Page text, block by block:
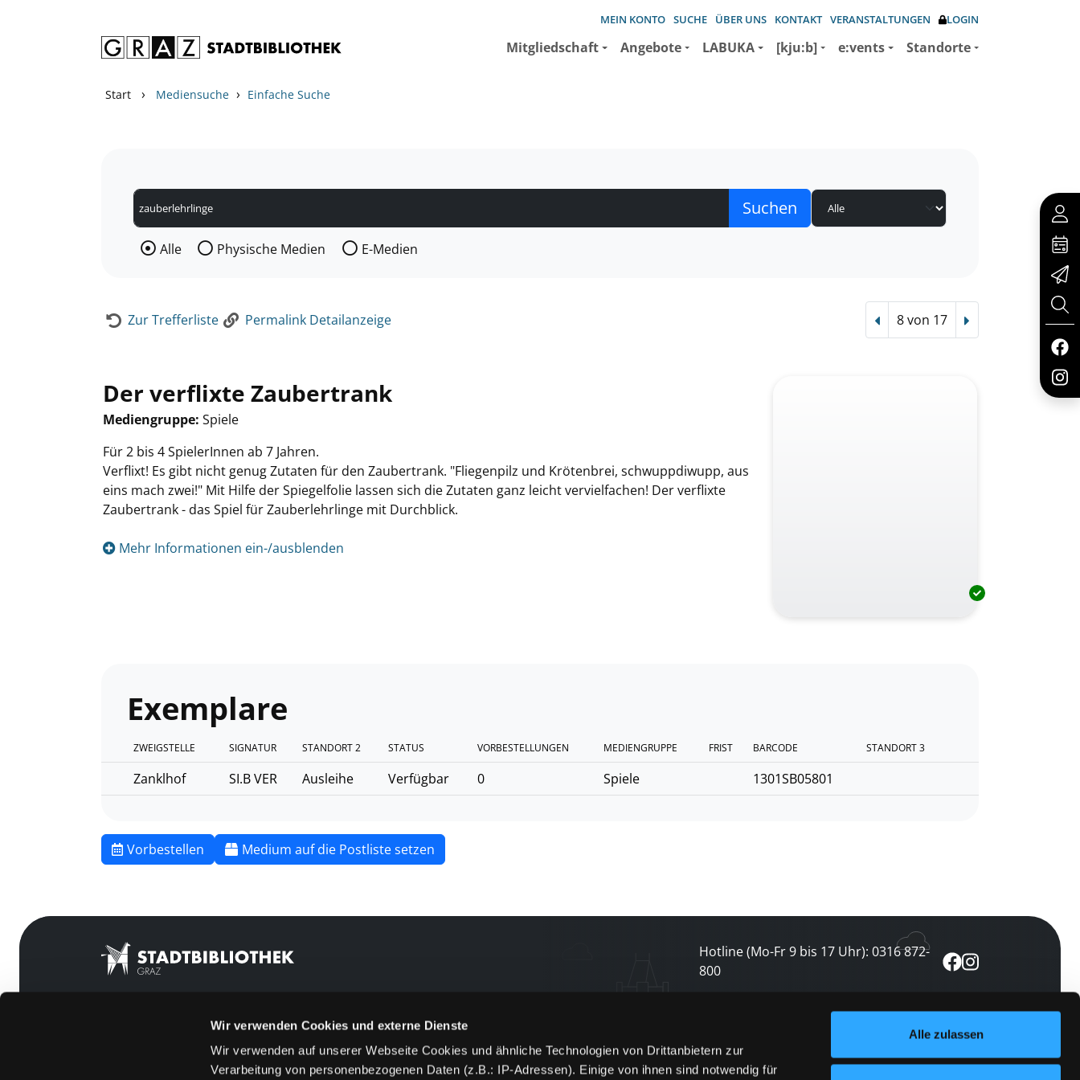
Wir verwenden Cookies und externe Dienste
Wir verwenden auf unserer Webseite Cookies und ähnliche Technologien von Drittanbietern zur
Verarbeitung von personenbezogenen Daten (z.B.: IP-Adressen). Einige von ihnen sind notwendig für
Alle zulassen
MEIN KONTO SUCHE ÜBER UNS KONTAKT VERANSTALTUNGEN LOGIN
Mitgliedschaft Angebote LABUKA [kju:b] e:vents Standorte
Start › Mediensuche › Einfache Suche
Wählen Sie die Medienart nach der Sie suchen wollen.
Alle Physische Medien E-Medien
Zur Trefferliste Permalink Detailanzeige Vorheriger Treffer
8 von 17 Nächster Treffer
Der verflixte Zaubertrank
Mediengruppe: Spiele
Für 2 bis 4 SpielerInnen ab 7 Jahren.
Verflixt! Es gibt nicht genug Zutaten für den Zaubertrank. "Fliegenpilz und Krötenbrei, schwuppdiwupp, aus
eins mach zwei!" Mit Hilfe der Spiegelfolie lassen sich die Zutaten ganz leicht vervielfachen! Der verflixte
Zaubertrank - das Spiel für Zauberlehrlinge mit Durchblick.
Mehr Informationen ein-/ausblenden
Exemplare
ZWEIGSTELLE SIGNATUR STANDORT 2 STATUS VORBESTELLUNGEN MEDIENGRUPPE FRIST BARCODE STANDORT 3
Zanklhof SI.B VER Ausleihe Verfügbar 0 Spiele 1301SB05801
Vorbestellen Medium auf die Postliste setzen
Hotline (Mo-Fr 9 bis 17 Uhr): 0316 872-
800
Feedback
Kontakt
Newsletter abonnieren
und keine Veranstaltung verpassen